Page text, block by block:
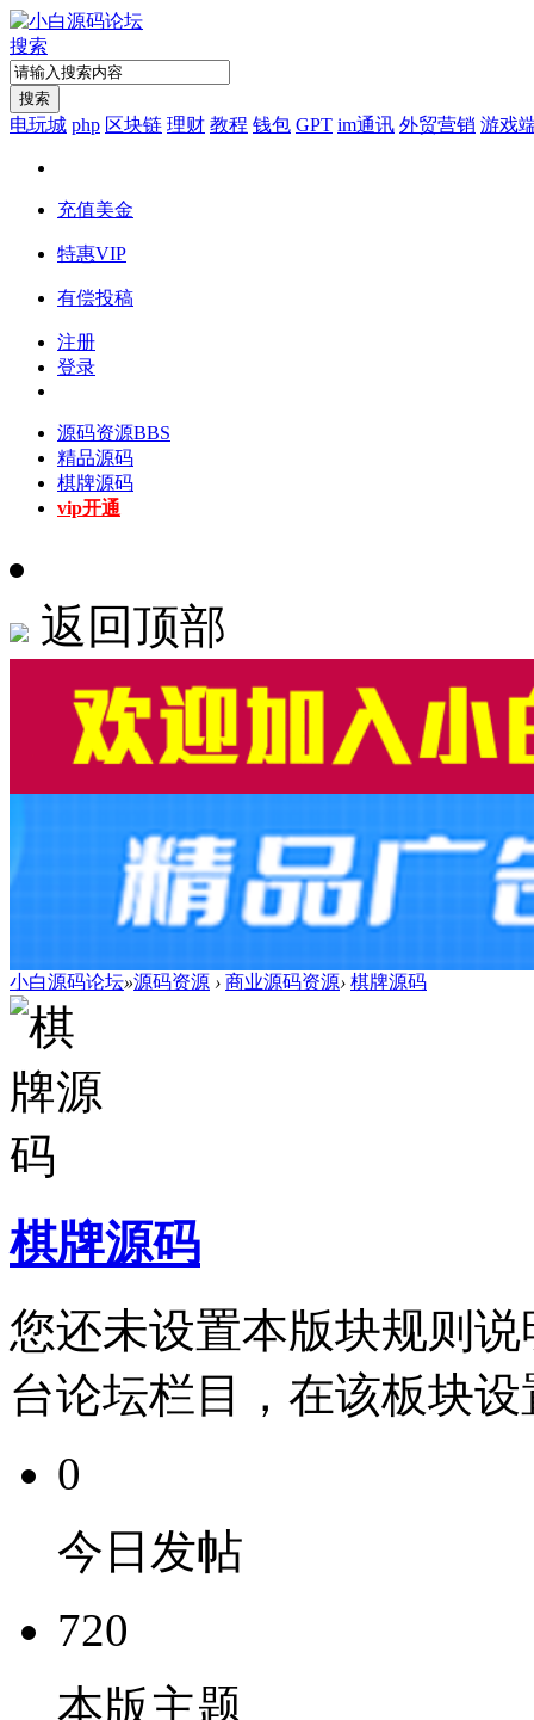
搜索
搜索
电玩城 php 区块链 理财 教程 钱包 GPT im通讯 外贸营销 游戏
充值美金
特惠VIP
有偿投稿
注册
登录
源码资源BBS
精品源码
棋牌源码
vip开通
返回顶部
小白源码论坛»源码资源 › 商业源码资源› 棋牌源码
棋牌源码
您还未设置本版块规则
台论坛栏目，在该板块
0
今日发帖
720
本版主题